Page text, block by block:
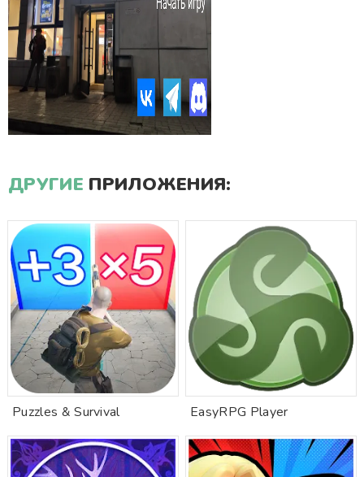
ДРУГИЕ ПРИЛОЖЕНИЯ:
Puzzles & Survival EasyRPG Player